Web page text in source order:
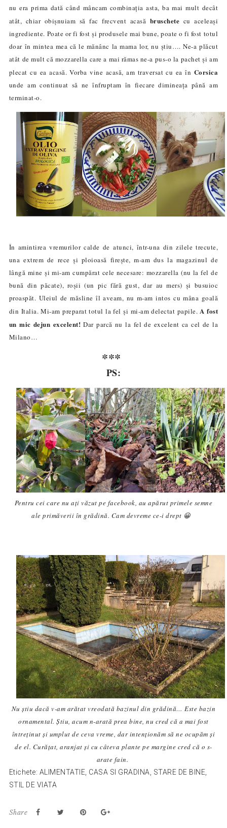
nu era prima dată când mâncam combinația asta, ba mai mult decât
atât, chiar obișnuiam să fac frecvent acasă bruschete cu aceleași
ingrediente. Poate or fi fost și produsele mai bune, poate o fi fost totul
doar în mintea mea că le mănânc la mama lor, nu știu…. Ne-a plăcut
atât de mult că mozzarella care a mai rămas ne-a pus-o la pachet și am
plecat cu ea acasă. Vorba vine acasă, am traversat cu ea în Corsica
unde am continuat să ne înfruptam în fiecare dimineața până am
terminat-o.
În amintirea vremurilor calde de atunci, într-una din zilele trecute,
una extrem de rece și ploioasă firește, m-am dus la magazinul de
lângă mine și mi-am cumpărat cele necesare: mozzarella (nu la fel de
bună din păcate), roșii (un pic fără gust, dar au mers) și busuioc
proaspăt. Uleiul de măsline îl aveam, nu m-am intos cu mâna goală
din Italia. Mi-am preparat totul la fel și mi-am delectat papile.A fost
un mic dejun excelent!Dar parcă nu la fel de excelent ca cel de la
Milano…
***
PS:
Pentru cei care nu ați văzut pe facebook, au apărut primele semne
ale primăverii în grădină. Cam devreme ce-i drept 😀
Nu știu dacă v-am arătat vreodată bazinul din grădină… Este bazin
ornamental. Știu, acum n-arată prea bine, nu cred că a mai fost
întreținut și umplut de ceva vreme, dar intenționăm să ne ocupăm și
de el. Curățat, aranjat și cu câteva plante pe margine cred că o s-
arate fain.
Etichete: ALIMENTATIE CASA SI GRADINA STARE DE BINE
STIL DE VIATA
Share